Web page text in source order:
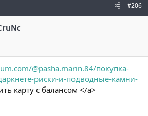
#206
@pasha.marin.84/покупка-
риски-и-подводные-камни-
карту с балансом </a>